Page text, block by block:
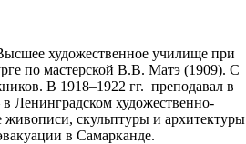
художественное училище при
по мастерской В.В. Матэ (1909). С
В 1918–1922 гг. преподавал в
Ленинградском художественно-
скульптуры и архитектуры
в Самарканде.